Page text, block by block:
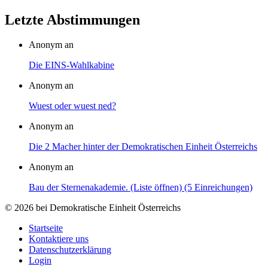
Letzte Abstimmungen
Anonym an
Die EINS-Wahlkabine
Anonym an
Wuest oder wuest ned?
Anonym an
Die 2 Macher hinter der Demokratischen Einheit Österreichs
Anonym an
Bau der Sternenakademie. (Liste öffnen) (5 Einreichungen)
© 2026 bei Demokratische Einheit Österreichs
Startseite
Kontaktiere uns
Datenschutzerklärung
Login